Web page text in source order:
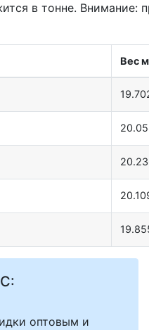
в тонне. Внимание:
Вес
оптовым и